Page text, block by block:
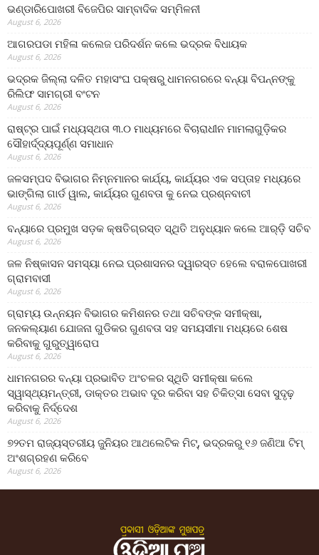
ଭଣ୍ଡାରିପୋଖରୀ ବିଜେପିର ସାମ୍ବାଦିକ ସମ୍ମିଳନୀ
August 6, 2026
ଆଗରପଡା ମହିଳା କଲେଜ ପରିଦର୍ଶନ କଲେ ଭଦ୍ରକ ବିଧାୟକ
August 6, 2026
ଭଦ୍ରକ ଜିଲ୍ଲା ଦଳିତ ମହାସଂଘ ପକ୍ଷରୁ ଧାମନଗରରେ ବନ୍ୟା ବିପନ୍ନଙ୍କୁ
ରିଲିଫ ସାମଗ୍ରୀ ବଂଟନ
August 6, 2026
ରାଷ୍ଟ୍ର ପାଇଁ ମଧ୍ୟସ୍ଥତା ୩.୦ ମାଧ୍ୟମରେ ବିଚାରାଧୀନ ମାମଲାଗୁଡ଼ିକର
ସୌହାର୍ଦ୍ଦ୍ୟପୂର୍ଣ୍ଣ ସମାଧାନ
August 6, 2026
ଜଳସମ୍ପଦ ବିଭାଗର ନିମ୍ନମାନର କାର୍ଯ୍ୟ, କାର୍ଯ୍ୟର ଏକ ସପ୍ତାହ ମଧ୍ୟରେ
ଭାଙ୍ଗିଲା ଗାର୍ଡ ୱାଲ, କାର୍ଯ୍ୟର ଗୁଣବତା କୁ ନେଇ ପ୍ରଶ୍ନବାଚୀ
August 6, 2026
ବନ୍ୟାରେ ପ୍ରମୁଖ ସଡ଼କ କ୍ଷତିଗ୍ରସ୍ତ ସ୍ଥିତି ଅନୁଧ୍ୟାନ କଲେ ଆର୍‌ଡ଼ି ସଚିବ
August 6, 2026
ଜଳ ନିଷ୍କାସନ ସମସ୍ୟା ନେଇ ପ୍ରଶାସନର ଦ୍ୱାରସ୍ତ ହେଲେ ବରାଳପୋଖରୀ
ଗ୍ରାମବାସୀ
August 6, 2026
ଗ୍ରାମ୍ୟ ଉନ୍ନୟନ ବିଭାଗର କମିଶନର ତଥା ସଚିବଙ୍କ ସମୀକ୍ଷା,
ଜନକଲ୍ୟାଣ ଯୋଜନା ଗୁଡିକର ଗୁଣବତା ସହ ସମୟସୀମା ମଧ୍ୟରେ ଶେଷ
କରିବାକୁ ଗୁରୁତ୍ୱାରୋପ
August 6, 2026
ଧାମନଗରର ବନ୍ୟା ପ୍ରଭାବିତ ଅଂଚଳର ସ୍ଥିତି ସମୀକ୍ଷା କଲେ
ସ୍ୱାସ୍ଥ୍ୟମନ୍ତ୍ରୀ, ଡାକ୍ତର ଅଭାବ ଦୂର କରିବା ସହ ଚିକିତ୍ସା ସେବା ସୁଦୃଢ଼
କରିବାକୁ ନିର୍ଦ୍ଦେଶ
August 6, 2026
୭୨ତମ ରାଜ୍ୟସ୍ତରୀୟ ଜୁନିୟର ଆଥଲେଟିକ ମିଟ୍‌, ଭଦ୍ରକରୁ ୧୬ ଜଣିଆ ଟିମ୍
ଅଂଶଗ୍ରହଣ କରିବେ
August 6, 2026